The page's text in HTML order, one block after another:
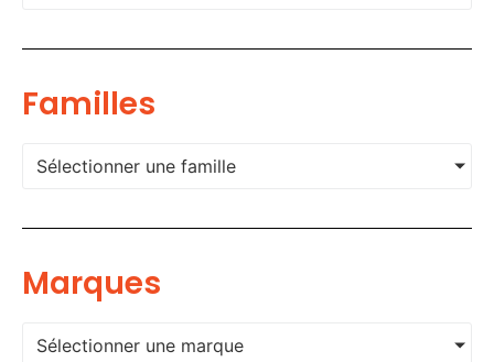
Familles
Sélectionner une famille
Marques
Sélectionner une marque